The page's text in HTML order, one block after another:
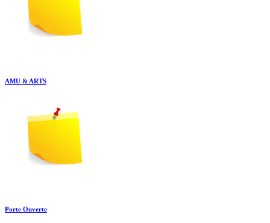
AMU & ARTS
Porte Ouverte